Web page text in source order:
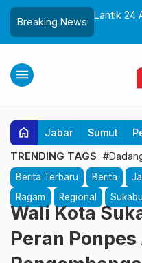
Breaking News
Diresmikan,
Pelestarian
Lantik 24
Adaptif
menu
home Jabar Sumut
TRENDING TAGS
Berita Terbaru Berita
Ragam
Regional
Wali Kota
Peran